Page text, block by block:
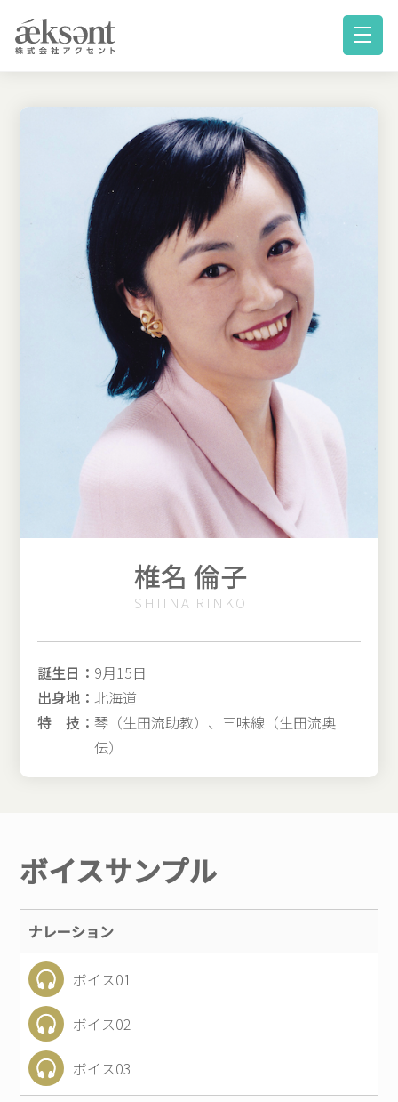
椎名 倫子
SHIINA RINKO
誕生日： 9月15日
出身地：北海道
特 技： 琴（生田流助教）、三味線（生田流奥
伝）
ボイスサンプル
ナレーション
ボイス01
ボイス02
ボイス03